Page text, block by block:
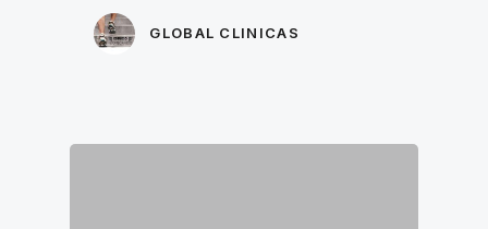
GLOBAL CLINICAS